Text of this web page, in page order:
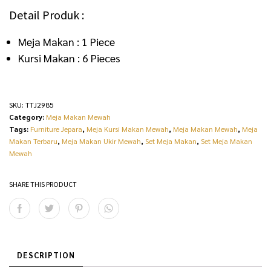
Detail Produk :
Meja Makan : 1 Piece
Kursi Makan : 6 Pieces
SKU: TTJ2985
Category: Meja Makan Mewah
Tags: Furniture Jepara, Meja Kursi Makan Mewah, Meja Makan Mewah, Meja
Makan Terbaru, Meja Makan Ukir Mewah, Set Meja Makan, Set Meja Makan
Mewah
SHARE THIS PRODUCT
DESCRIPTION